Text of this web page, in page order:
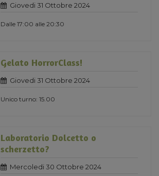
Giovedi 31 Ottobre 2024
Dalle 17:00 alle 20:30
Gelato HorrorClass!
Giovedi 31 Ottobre 2024
Unico turno: 15.00
Laboratorio Dolcetto o
scherzetto?
Mercoledi 30 Ottobre 2024